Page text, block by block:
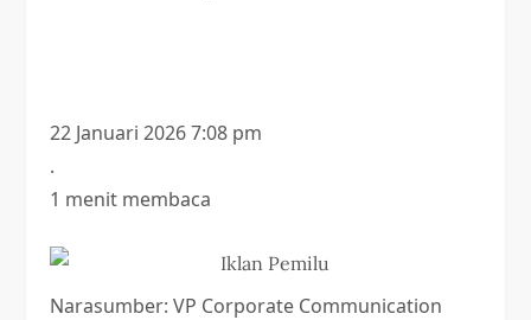
22 Januari 2026 7:08 pm
.
1 menit membaca
Narasumber: VP Corporate Communication